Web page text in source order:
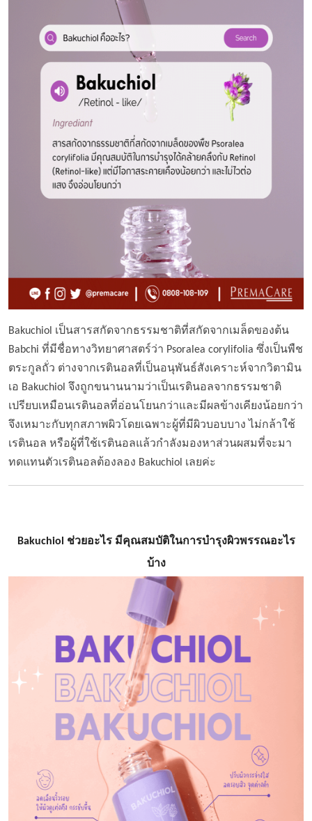
Bakuchiol เป็นสารสกัดจากธรรมชาติที่สกัดจากเมล็ดของต้น
Babchi ที่มีชื่อทางวิทยาศาสตร์ว่า Psoralea corylifolia ซึ่งเป็นพืช
ตระกูลถั่ว ต่างจากเรตินอลที่เป็นอนุพันธ์สังเคราะห์จากวิตามิน
เอ Bakuchiol จึงถูกขนานนามว่าเป็นเรตินอลจากธรรมชาติ
เปรียบเหมือนเรตินอลที่อ่อนโยนกว่าและมีผลข้างเคียงน้อยกว่า
จึงเหมาะกับทุกสภาพผิวโดยเฉพาะผู้ที่มีผิวบอบบาง ไม่กล้าใช้
เรตินอล หรือผู้ที่ใช้เรตินอลแล้วกำลังมองหาส่วนผสมที่จะมา
ทดแทนตัวเรตินอลต้องลอง Bakuchiol เลยค่ะ
Bakuchiol ช่วยอะไร มีคุณสมบัติในการบำรุงผิวพรรณอะไร
บ้าง